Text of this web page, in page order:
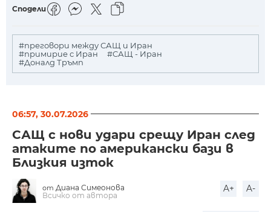
Сподели
#преговори между САЩ и Иран
#примирие с Иран
#САЩ - Иран
#Доналд Тръмп
06:57, 30.07.2026
САЩ с нови удари срещу Иран след
атаките по американски бази в
Близкия изток
от Диана Симеонова
Всичко от автора
A+ A-